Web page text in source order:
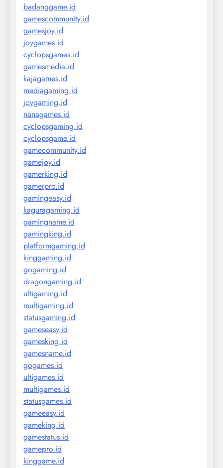
badanggame.id
gamescommunity.id
gamesjoy.id
joygames.id
cyclopsgames.id
gamesmedia.id
kajagames.id
mediagaming.id
joygaming.id
nanagames.id
cyclopsgaming.id
cyclopsgame.id
gamecommunity.id
gamejoy.id
gamerking.id
gamerpro.id
gamingeasy.id
kaguragaming.id
gamingname.id
gamingking.id
platformgaming.id
kinggaming.id
gogaming.id
dragongaming.id
ultigaming.id
multigaming.id
statusgaming.id
gameseasy.id
gamesking.id
gamesname.id
gogames.id
ultigames.id
multigames.id
statusgames.id
gameeasy.id
gameking.id
gamestatus.id
gamepro.id
kinggame.id